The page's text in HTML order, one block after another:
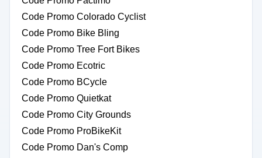
Code Promo Colorado Cyclist
Code Promo Bike Bling
Code Promo Tree Fort Bikes
Code Promo Ecotric
Code Promo BCycle
Code Promo Quietkat
Code Promo City Grounds
Code Promo ProBikeKit
Code Promo Dan's Comp